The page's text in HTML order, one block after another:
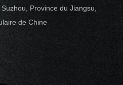
Province du Jiangsu,
de Chine